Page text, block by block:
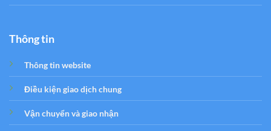
Thông tin
Thông tin website
Điều kiện giao dịch chung
Vận chuyển và giao nhận